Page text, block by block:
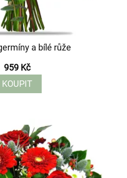
a bílé růže
959 Kč
KOUPIT